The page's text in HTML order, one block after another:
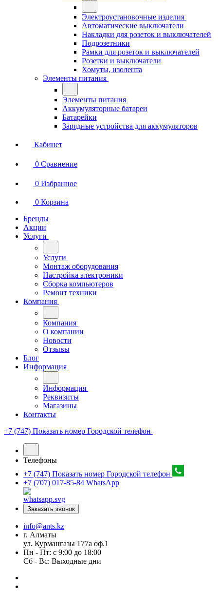
Электроустановочные изделия
Автоматические выключатели
Накладки для розеток и выключателей
Подрозетники
Рамки для розеток и выключателей
Розетки и выключатели
Хомуты, изолента
Элементы питания
Элементы питания
Аккумуляторные батареи
Батарейки
Зарядные устройства для аккумуляторов
Кабинет
0 Сравнение
0 Избранное
0 Корзина
Бренды
Акции
Услуги
Услуги
Монтаж оборудования
Настройка электроники
Сборка компьютеров
Ремонт техники
Компания
Компания
О компании
Новости
Отзывы
Блог
Информация
Информация
Реквизиты
Магазины
Контакты
+7 (747) Показать номер Городской телефон
Телефоны
+7 (747) Показать номер Городской телефон
+7 (707) 017-85-84 WhatsApp
Заказать звонок
info@ants.kz
г. Алматы
ул. Курмангазы 177а оф.1
Пн - Пт: с 9:00 до 18:00
Сб - Вс: Выходные дни